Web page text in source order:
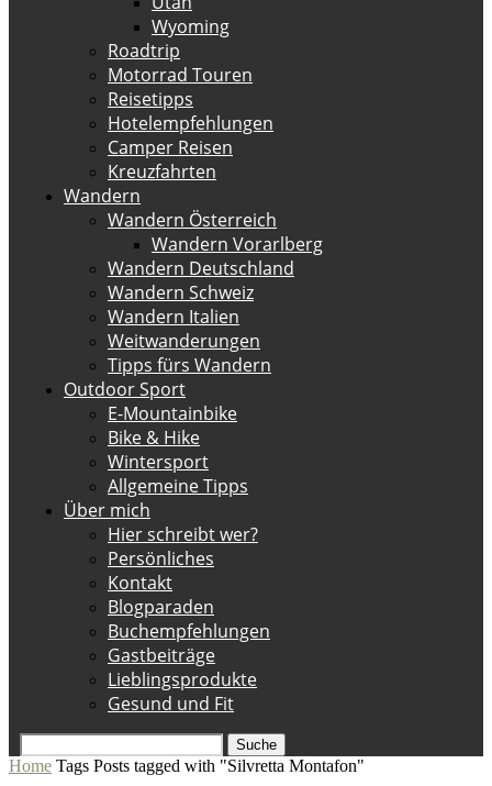
Wyoming
Roadtrip
Motorrad Touren
Reisetipps
Hotelempfehlungen
Camper Reisen
Kreuzfahrten
Wandern
Wandern Österreich
Wandern Vorarlberg
Wandern Deutschland
Wandern Schweiz
Wandern Italien
Weitwanderungen
Tipps fürs Wandern
Outdoor Sport
E-Mountainbike
Bike & Hike
Wintersport
Allgemeine Tipps
Über mich
Hier schreibt wer?
Persönliches
Kontakt
Blogparaden
Buchempfehlungen
Gastbeiträge
Lieblingsprodukte
Gesund und Fit
Suche
Home Tags Posts tagged with "Silvretta Montafon"